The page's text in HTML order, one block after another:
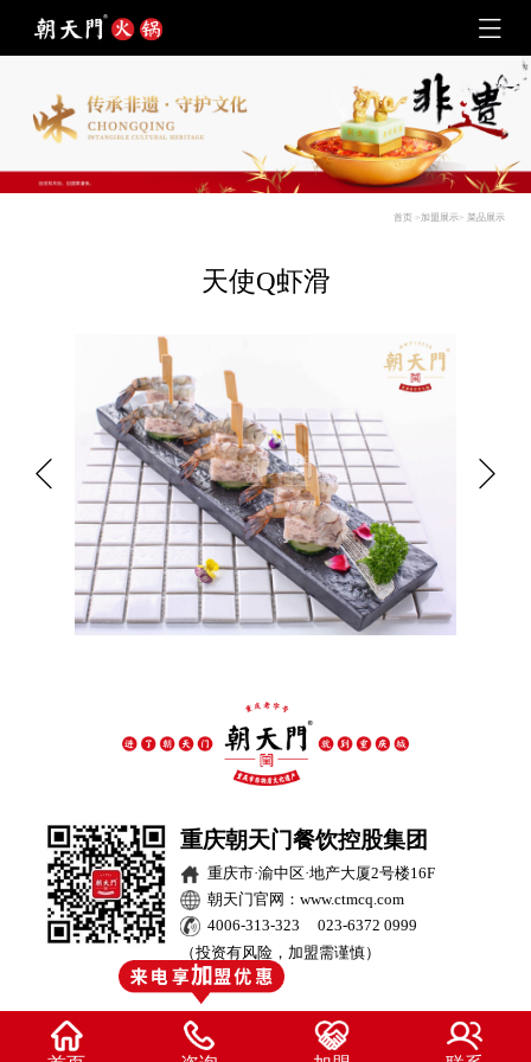
首页 > 加盟展示> 菜品展示
天使Q虾滑
重庆朝天门餐饮控股集团
重庆市·渝中区·地产大厦2号楼16F
朝天门官网：www.ctmcq.com
4006-313-323 023-6372 0999
（投资有风险，加盟需谨慎）